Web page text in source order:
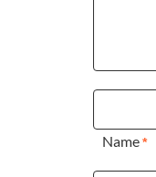
Name*